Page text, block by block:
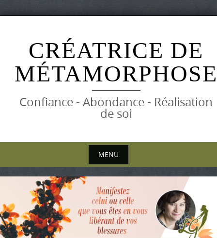
content
CRÉATRICE DE
MÉTAMORPHOSE
Confiance - Abondance - Réalisation
de soi
MENU
to
content